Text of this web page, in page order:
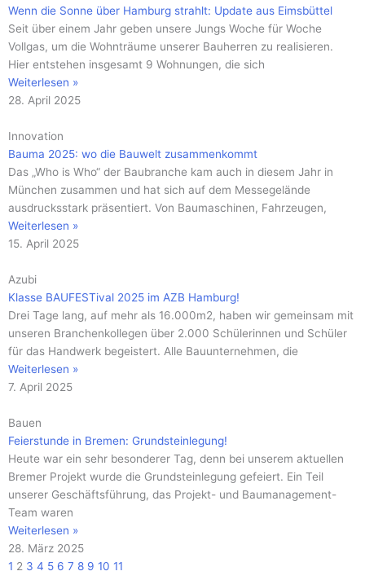
Wenn die Sonne über Hamburg strahlt: Update aus Eimsbüttel
Seit über einem Jahr geben unsere Jungs Woche für Woche
Vollgas, um die Wohnträume unserer Bauherren zu realisieren.
Hier entstehen insgesamt 9 Wohnungen, die sich
Weiterlesen »
28. April 2025
Innovation
Bauma 2025: wo die Bauwelt zusammenkommt
Das „Who is Who“ der Baubranche kam auch in diesem Jahr in
München zusammen und hat sich auf dem Messegelände
ausdrucksstark präsentiert. Von Baumaschinen, Fahrzeugen,
Weiterlesen »
15. April 2025
Azubi
Klasse BAUFESTival 2025 im AZB Hamburg!
Drei Tage lang, auf mehr als 16.000m2, haben wir gemeinsam mit
unseren Branchenkollegen über 2.000 Schülerinnen und Schüler
für das Handwerk begeistert. Alle Bauunternehmen, die
Weiterlesen »
7. April 2025
Bauen
Feierstunde in Bremen: Grundsteinlegung!
Heute war ein sehr besonderer Tag, denn bei unserem aktuellen
Bremer Projekt wurde die Grundsteinlegung gefeiert. Ein Teil
unserer Geschäftsführung, das Projekt- und Baumanagement-
Team waren
Weiterlesen »
28. März 2025
1 2 3 4 5 6 7 8 9 10 11